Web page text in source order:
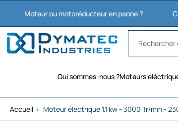
Aller
contenu
ou motoréducteur en panne ? Contactez
Qui sommes-nous ?Moteurs
Accueil › Moteur électrique 1.1 kw - 3000 Tr/min -